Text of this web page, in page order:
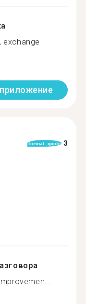
exchange
format_quote 3